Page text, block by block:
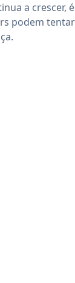
a crescer,
podem